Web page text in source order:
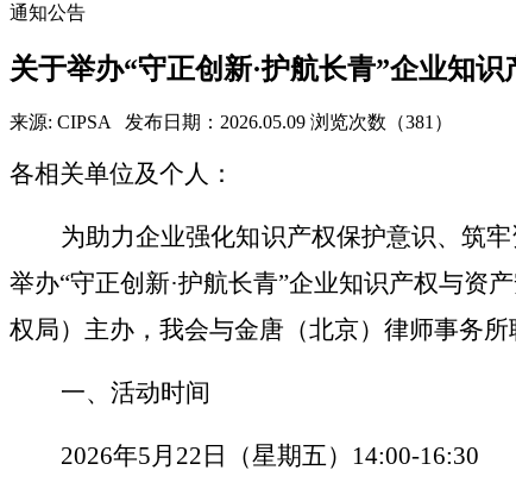
通知公告
关于举办“守正创新·护航长青”企业知
来源: CIPSA 发布日期：2026.05.09 浏览次数（381）
各相关单位及个人：
为助力企业强化知识产权保护意识、筑
举办“守正创新·护航长青”企业知识产权与资
权局）主办，我会与金唐（北京）律师事务
一、活动时间
2026年5月22日（星期五） 14:00-16:30